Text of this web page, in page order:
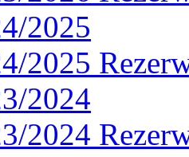
2025
2025
2024
2024